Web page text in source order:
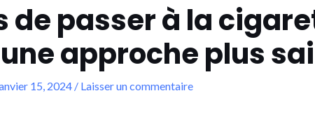
de passer à la
approche plus
15, 2024 / Laisser un commentaire